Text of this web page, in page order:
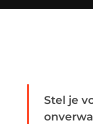
Stel je